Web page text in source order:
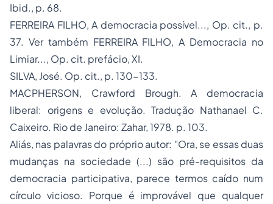
Ibid., p. 68.
FERREIRA FILHO,A democracia possível..., Op. cit., p.
37. Ver também FERREIRA FILHO,A Democracia no
Limiar..., Op. cit. prefácio, XI.
SILVA, José. Op. cit., p. 130-133.
MACPHERSON, Crawford Brough.A democracia
liberal: origens e evolução. Tradução Nathanael C.
Caixeiro. Rio de Janeiro: Zahar, 1978. p. 103.
Aliás, nas palavras do próprio autor: "Ora, se essas duas
mudanças na sociedade (...) são pré-requisitos da
democracia participativa, parece termos caído num
círculo vicioso. Porque é improvável que qualquer